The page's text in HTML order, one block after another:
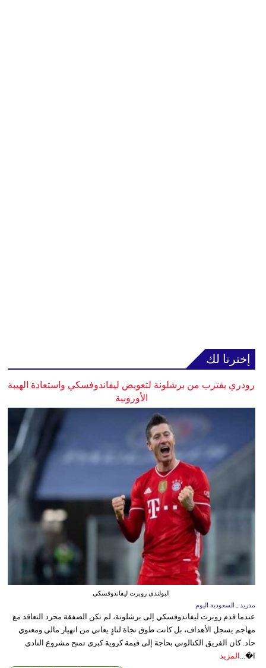
إخترنا لك
رودري يقترب من برشلونة لتعويض ليفاندوفسكي واستعادة الهيبة
الأوروبية
البولندي روبرت ليفاندوفسكي
مدريد ـ السعودية اليوم
عندما قدم روبرت ليفاندوفسكي إلى برشلونة، لم تكن الصفقة مجرد التعاقد مع
مهاجم يسجل الأهداف، بل كانت طوق نجاة لنادٍ يعاني من انهيار مالي ومعنوي
حاد. كان الفريق الكتالوني بحاجة إلى قيمة كروية كبرى تمنح مشروع النادي
ا�...
المزيد